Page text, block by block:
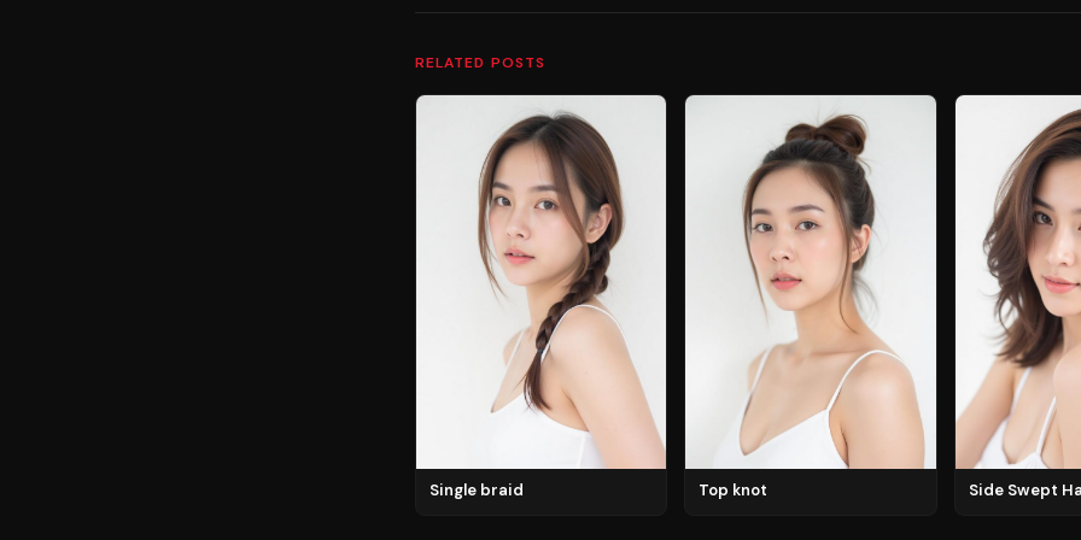
RELATED POSTS
Single braid Top knot Side Swept